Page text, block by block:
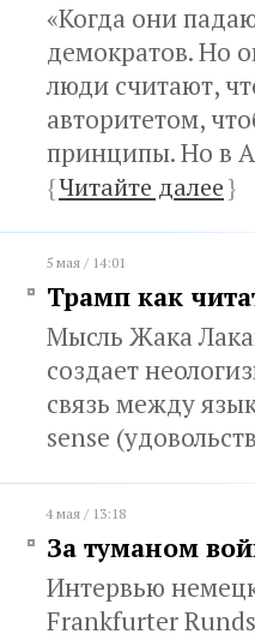
«Когда они
демократов. Но
люди считают,
авторитетом,
принципы. Но в
{Читайте далее}
5 мая / 14:01
Трамп как
Мысль Жака
создает
связь между
sense
4 мая / 13:18
За туманом
Интервью
Frankfurter